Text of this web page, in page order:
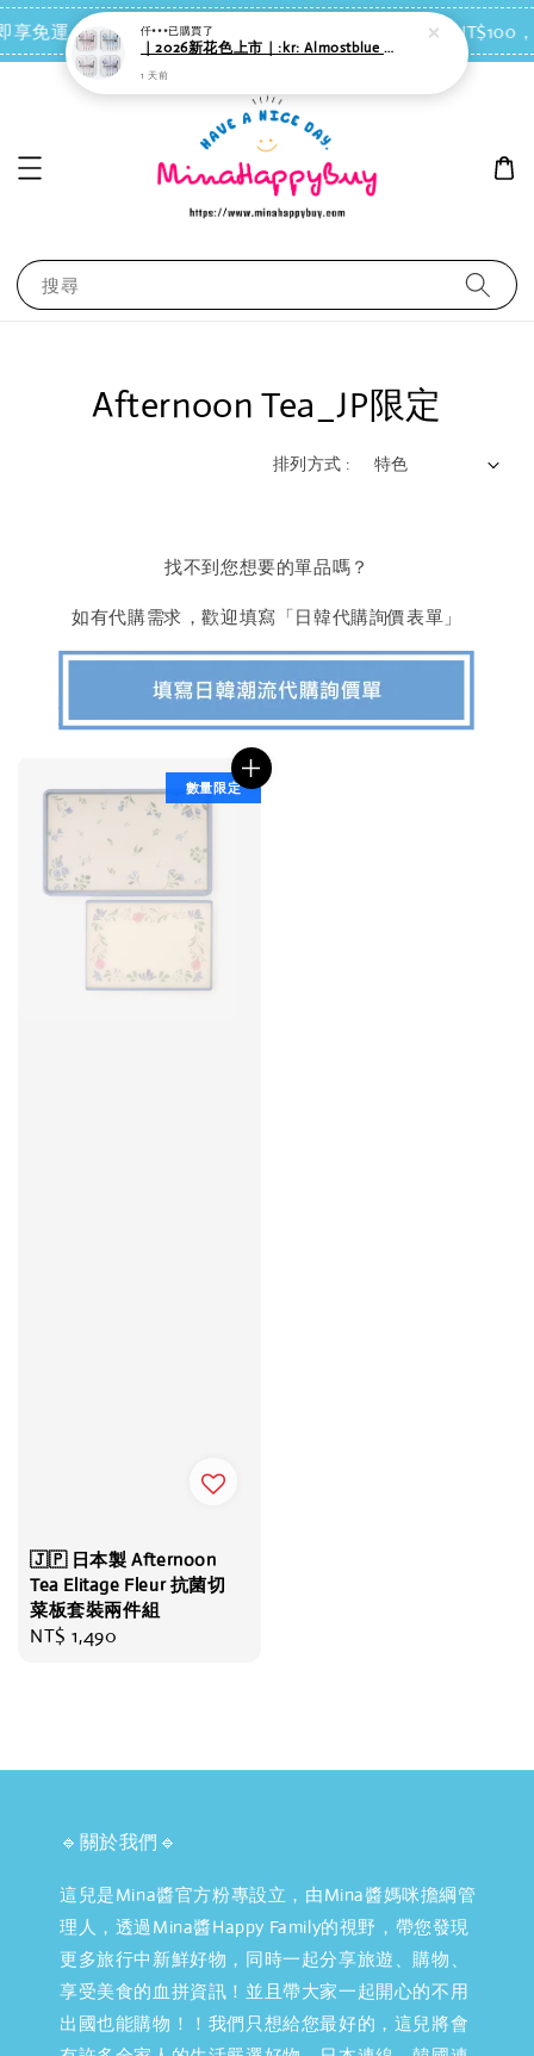
免運（台灣離島地區除外） 會員每消費NT$100
搜尋
Afternoon Tea_JP限定
排列方式 :
找不到您想要的單品嗎？
如有代購需求，歡迎填寫「日韓代購詢價表單」
數量限定
🇯🇵 日本製 Afternoon
Tea Elitage Fleur 抗菌切
菜板套裝兩件組
Regular
NT$ 1,490
🔹關於我們🔹
這兒是Mina醬官方粉專設立，由Mina醬媽咪擔綱管
理人，透過Mina醬Happy Family的視野，帶您發現
更多旅行中新鮮好物，同時一起分享旅遊、購物、
享受美食的血拼資訊！並且帶大家一起開心的不用
出國也能購物！！我們只想給您最好的，這兒將會
仟***已購買了
｜2026新花色上市｜:kr: Almostblue Barogagi Snow 有線耳機｜４款可選
1 天前